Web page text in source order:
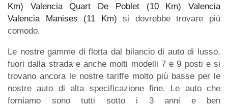
Km)
Valencia Quart De Poblet (10 Km)
Valencia
Valencia Manises (11 Km) si dovrebbe trovare più
comodo.
Le nostre gamme di flotta dal bilancio di auto di lusso,
fuori dalla strada e anche molti modelli 7 e 9 posti e si
trovano ancora le nostre tariffe molto più basse per le
nostre auto di alta specificazione fine. Le auto che
forniamo sono tutti sotto i 3 anni e ben